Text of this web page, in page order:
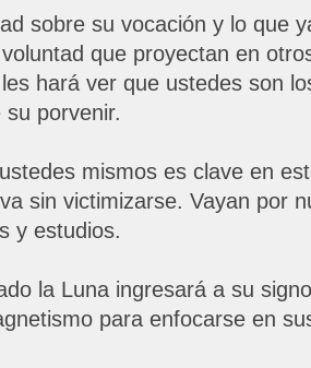
sobre su vocación y lo que
que proyectan en
hará ver que ustedes son
porvenir.
mismos es clave en
sin victimizarse. Vayan por
y estudios.
la Luna ingresará a su
para enfocarse en